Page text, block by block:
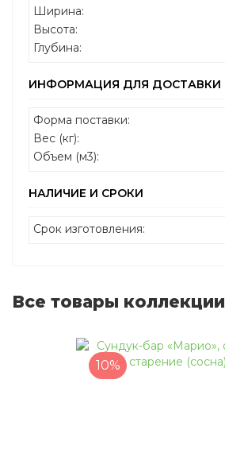
Ширина:
Высота:
Глубина:
ИНФОРМАЦИЯ ДЛЯ ДОСТАВКИ
Форма поставки:
Вес (кг):
Объем (м3):
НАЛИЧИЕ И СРОКИ
Срок изготовления:
Все товары коллекции
10%